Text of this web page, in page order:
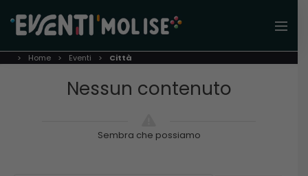
Home Eventi Città
Nessun contenuto
Sembra che possiamo